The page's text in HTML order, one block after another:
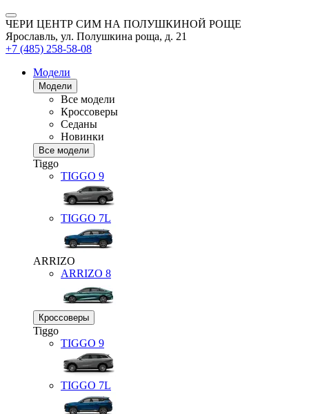
ЧЕРИ ЦЕНТР СИМ НА ПОЛУШКИНОЙ РОЩЕ
Ярославль, ул. Полушкина роща, д. 21
+7 (485) 258-58-08
Модели
Модели
Все модели
Кроссоверы
Седаны
Новинки
Все модели
Tiggo
TIGGO 9
TIGGO 7L
ARRIZO
ARRIZO 8
Кроссоверы
Tiggo
TIGGO 9
TIGGO 7L